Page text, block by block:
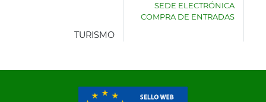
SEDE ELECTRÓNICA
COMPRA DE ENTRADAS
TURISMO